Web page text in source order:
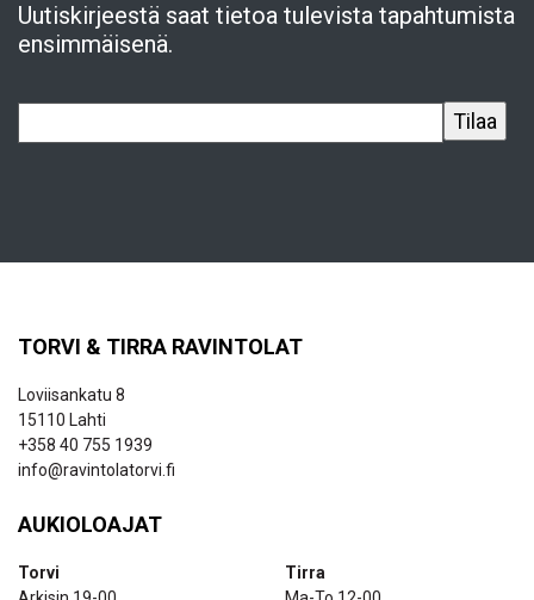
Uutiskirjeestä saat tietoa tulevista tapahtumista
ensimmäisenä.
TORVI & TIRRA RAVINTOLAT
Loviisankatu 8
15110 Lahti
+358 40 755 1939
info@ravintolatorvi.fi
AUKIOLOAJAT
Torvi
Tirra